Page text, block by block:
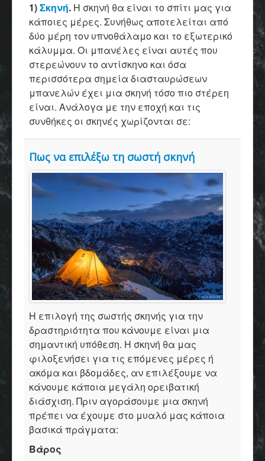
1)Σκηνή. Η σκηνή θα είναι το σπίτι μας για
κάποιες μέρες. Συνήθως αποτελείται από
δύο μέρη τον υπνοθάλαμο και το εξωτερικό
κάλυμμα. Οι μπανέλες είναι αυτές που
στερεώνουν το αντίσκηνο και όσα
περισσότερα σημεία διασταυρώσεων
μπανελών έχει μια σκηνή τόσο πιο στέρεη
είναι. Ανάλογα με την εποχή και τις
συνθήκες οι σκηνές χωρίζονται σε:
Πως να επιλέξω τη σωστή σκηνή
Η επιλογή της σωστής σκηνής για την
δραστηριότητα που κάνουμε είναι μια
σημαντική υπόθεση. Η σκηνή θα μας
φιλοξενήσει για τις επόμενες μέρες ή
ακόμα και βδομάδες, αν επιλέξουμε να
κάνουμε κάποια μεγάλη ορειβατική
διάσχιση. Πριν αγοράσουμε μια σκηνή
πρέπει να έχουμε στο μυαλό μας κάποια
βασικά πράγματα:
Βάρος